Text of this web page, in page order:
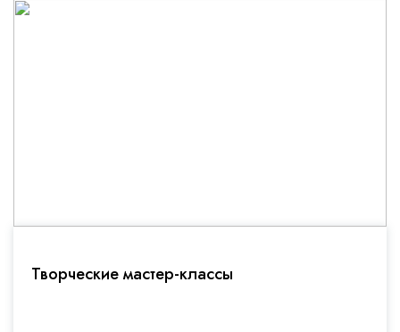
Творческие мастер-классы